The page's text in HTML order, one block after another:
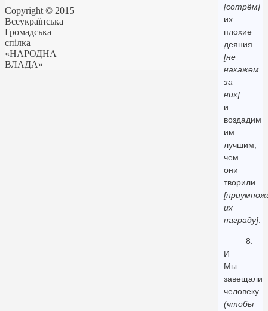
[сотрём]
их
плохие
деяния
[не
накажем
за
них]
и
воздадим
им
лучшим,
чем
они
творили
их
награду].
8.
И
Мы
завещали
человеку
(чтобы
Copyright © 2015
Всеукраїнська
Громадська
спілка
«НАРОДНА
ВЛАДА»